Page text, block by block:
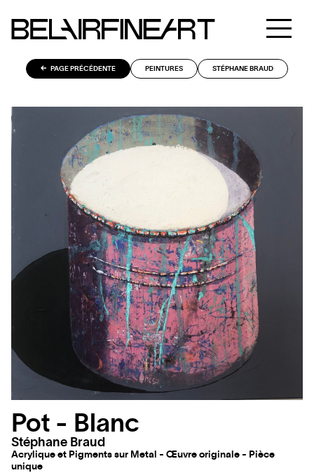
PAGE PRÉCÉDENTE PEINTURES STÉPHANE BRAUD
Pot - Blanc
Stéphane Braud
Acrylique et Pigments sur Metal - Œuvre originale - Pièce
unique